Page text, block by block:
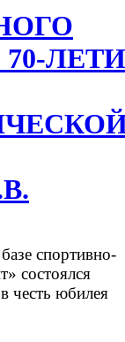
спортивно-
состоялся
честь юбилея